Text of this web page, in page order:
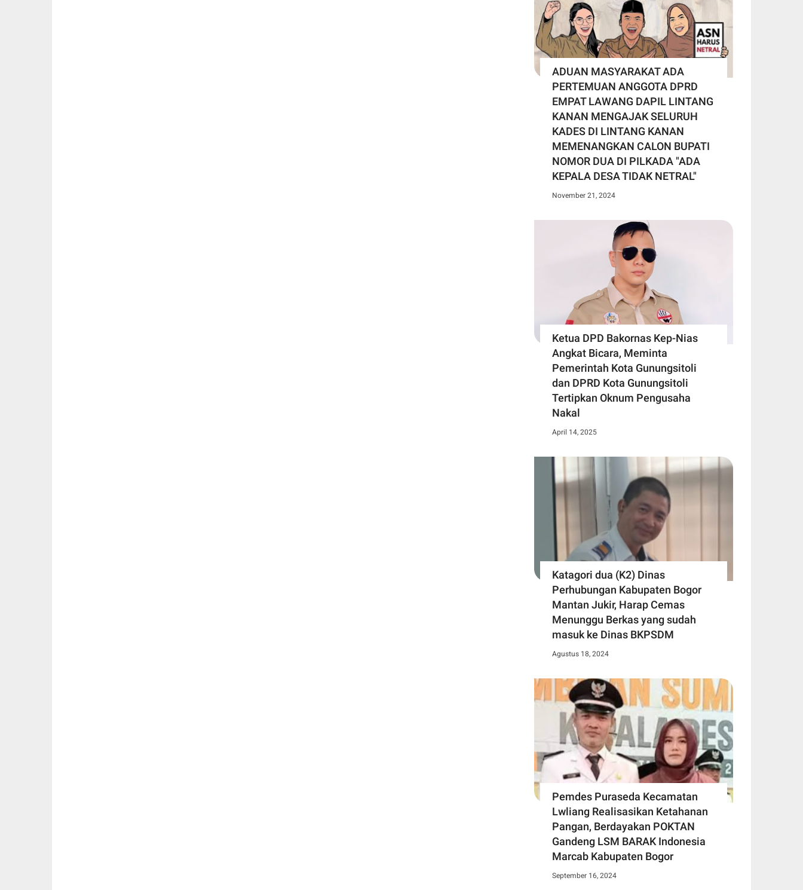
ADUAN MASYARAKAT ADA
PERTEMUAN ANGGOTA DPRD
EMPAT LAWANG DAPIL LINTANG
KANAN MENGAJAK SELURUH
KADES DI LINTANG KANAN
MEMENANGKAN CALON BUPATI
NOMOR DUA DI PILKADA "ADA
KEPALA DESA TIDAK NETRAL"
November 21, 2024
Ketua DPD Bakornas Kep-Nias
Angkat Bicara, Meminta
Pemerintah Kota Gunungsitoli
dan DPRD Kota Gunungsitoli
Tertipkan Oknum Pengusaha
Nakal
April 14, 2025
Katagori dua (K2) Dinas
Perhubungan Kabupaten Bogor
Mantan Jukir, Harap Cemas
Menunggu Berkas yang sudah
masuk ke Dinas BKPSDM
Agustus 18, 2024
Pemdes Puraseda Kecamatan
Lwliang Realisasikan Ketahanan
Pangan, Berdayakan POKTAN
Gandeng LSM BARAK Indonesia
Marcab Kabupaten Bogor
September 16, 2024